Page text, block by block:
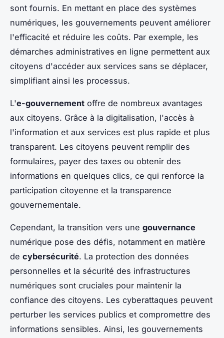
sont fournis. En mettant en place des systèmes
numériques, les gouvernements peuvent améliorer
l'efficacité et réduire les coûts. Par exemple, les
démarches administratives en ligne permettent aux
citoyens d'accéder aux services sans se déplacer,
simplifiant ainsi les processus.
L'e-gouvernement offre de nombreux avantages
aux citoyens. Grâce à la digitalisation, l'accès à
l'information et aux services est plus rapide et plus
transparent. Les citoyens peuvent remplir des
formulaires, payer des taxes ou obtenir des
informations en quelques clics, ce qui renforce la
participation citoyenne et la transparence
gouvernementale.
Cependant, la transition vers une gouvernance
numérique pose des défis, notamment en matière
de cybersécurité. La protection des données
personnelles et la sécurité des infrastructures
numériques sont cruciales pour maintenir la
confiance des citoyens. Les cyberattaques peuvent
perturber les services publics et compromettre des
informations sensibles. Ainsi, les gouvernements